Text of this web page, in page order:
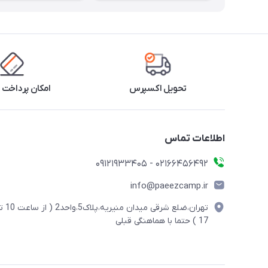
تحویل اکسپرس امکان
اطلاعات تماس
02166456492 - 09121933405
info@paeezcamp.ir
تهران،ضلع شرقی
17 ) حتما با هماهنگی قبلی